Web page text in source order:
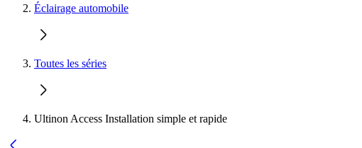
Éclairage automobile
Toutes les séries
Ultinon Access Installation simple et rapide